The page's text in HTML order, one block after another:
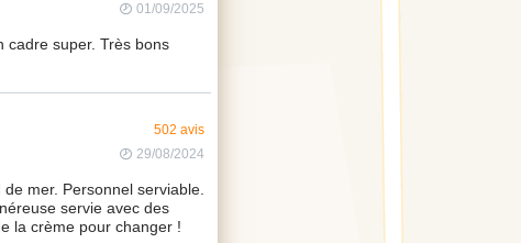
01/09/2025
cadre super. Très bons
502 avis
29/08/2024
mer. Personnel serviable.
servie avec des
la crème pour changer !